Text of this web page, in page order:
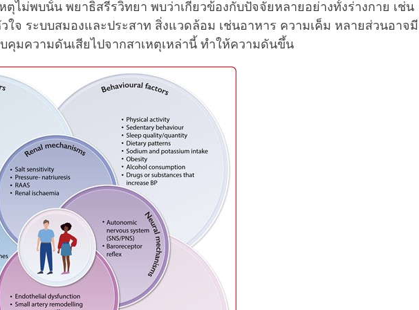
ไม่พบนั้น พยาธิสรีรวิทยา พบว่าเกี่ยวข้องกับปัจจัยหลายอย่างทั้งร่างกาย เช่น
จ ระบบสมองและประสาท สิ่งแวดล้อม เช่นอาหาร ความเค็ม หลายส่วนอาจมี
มความดันเสียไปจากสาเหตุเหล่านี้ ทำให้ความดันขึ้น